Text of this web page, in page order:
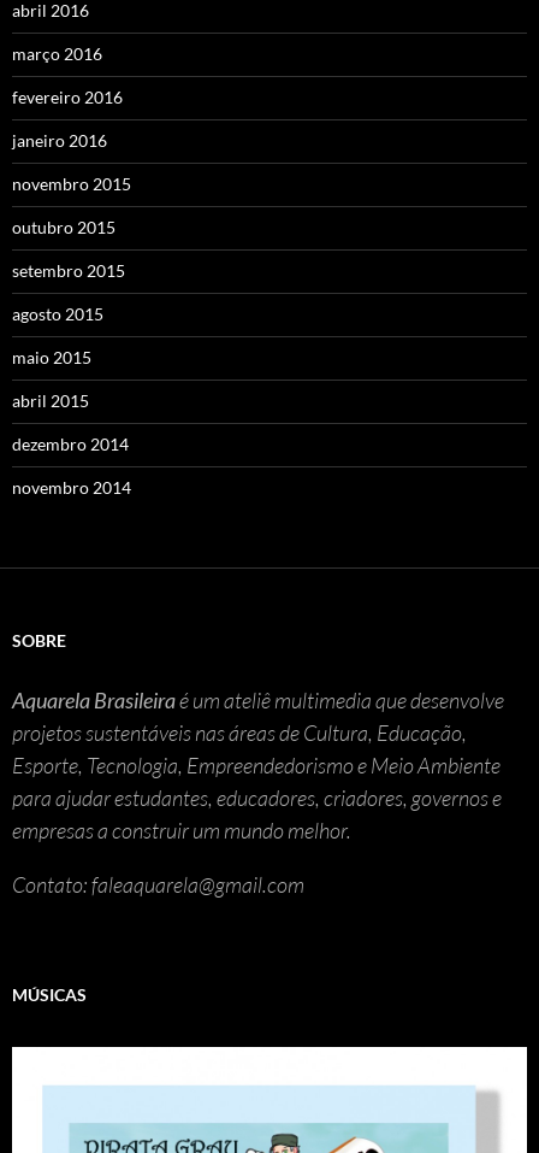
abril 2016
março 2016
fevereiro 2016
janeiro 2016
novembro 2015
outubro 2015
setembro 2015
agosto 2015
maio 2015
abril 2015
dezembro 2014
novembro 2014
SOBRE
Aquarela Brasileiraé um ateliê multimedia que desenvolve
projetos sustentáveis nas áreas de Cultura, Educação,
Esporte, Tecnologia, Empreendedorismo e Meio Ambiente
para ajudar estudantes, educadores, criadores, governos e
empresas a construir um mundo melhor.
Contato: faleaquarela@gmail.com
MÚSICAS